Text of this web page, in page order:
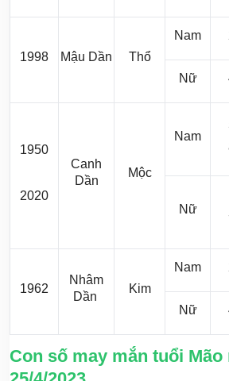
1998 Mậu Dần Thổ
Nam
Nữ
1950
2020
Canh
Dần
Mộc
Nam
Nữ
1962
Nhâm
Dần
Kim
Nam
Nữ
Con số may mắn tuổi Mão